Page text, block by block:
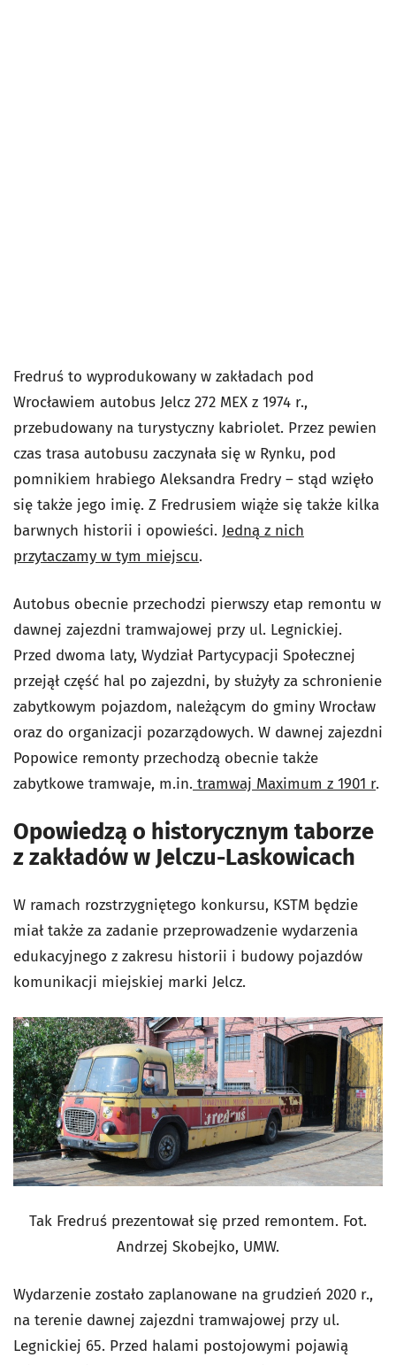
Fredruś to wyprodukowany w zakładach pod
Wrocławiem autobus Jelcz 272 MEX z 1974 r.,
przebudowany na turystyczny kabriolet. Przez pewien
czas trasa autobusu zaczynała się w Rynku, pod
pomnikiem hrabiego Aleksandra Fredry – stąd wzięło
się także jego imię. Z Fredrusiem wiąże się także kilka
barwnych historii i opowieści. Jedną z nich
przytaczamy w tym miejscu.
Autobus obecnie przechodzi pierwszy etap remontu w
dawnej zajezdni tramwajowej przy ul. Legnickiej.
Przed dwoma laty, Wydział Partycypacji Społecznej
przejął część hal po zajezdni, by służyły za schronienie
zabytkowym pojazdom, należącym do gminy Wrocław
oraz do organizacji pozarządowych. W dawnej zajezdni
Popowice remonty przechodzą obecnie także
zabytkowe tramwaje, m.in. tramwaj Maximum z 1901 r.
Opowiedzą o historycznym taborze
z zakładów w Jelczu-Laskowicach
W ramach rozstrzygniętego konkursu, KSTM będzie
miał także za zadanie przeprowadzenie wydarzenia
edukacyjnego z zakresu historii i budowy pojazdów
komunikacji miejskiej marki Jelcz.
Tak Fredruś prezentował się przed remontem. Fot.
Andrzej Skobejko, UMW.
Wydarzenie zostało zaplanowane na grudzień 2020 r.,
na terenie dawnej zajezdni tramwajowej przy ul.
Legnickiej 65. Przed halami postojowymi pojawią